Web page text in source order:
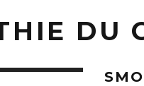
DU